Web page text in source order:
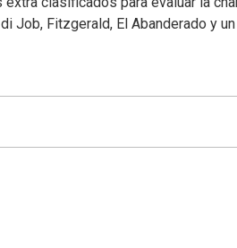
Job, Fitzgerald, El Abanderado y un